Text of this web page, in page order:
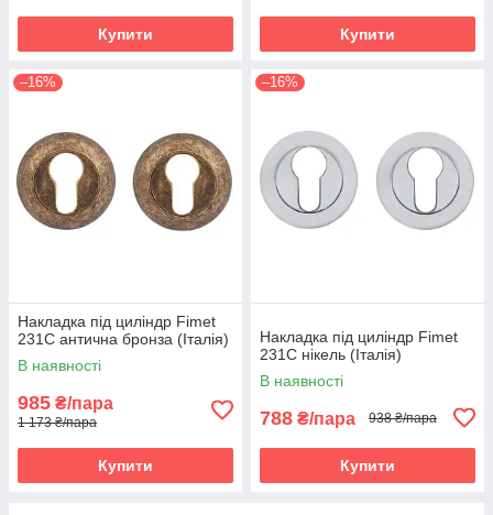
Купити Купити
–16%
Накладка під циліндр Fimet
231C антична бронза (Італія)
В наявності
985 ₴/пара
1 173 ₴/пара
Купити
–16%
Накладка під циліндр Fimet
231C нікель (Італія)
В наявності
788 ₴/пара 938 ₴/пара
Купити